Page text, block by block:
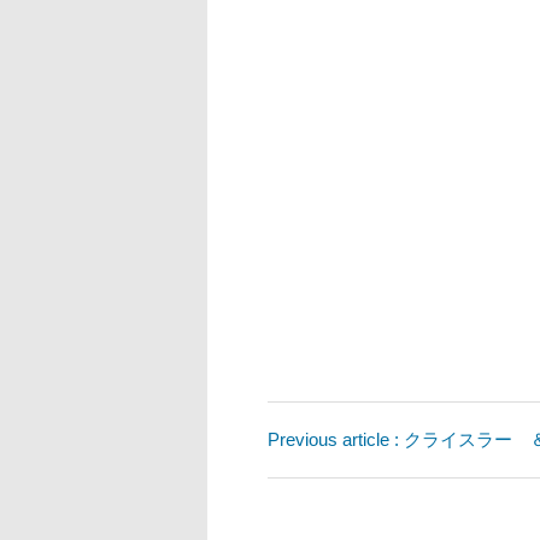
Previous article : クライスラー